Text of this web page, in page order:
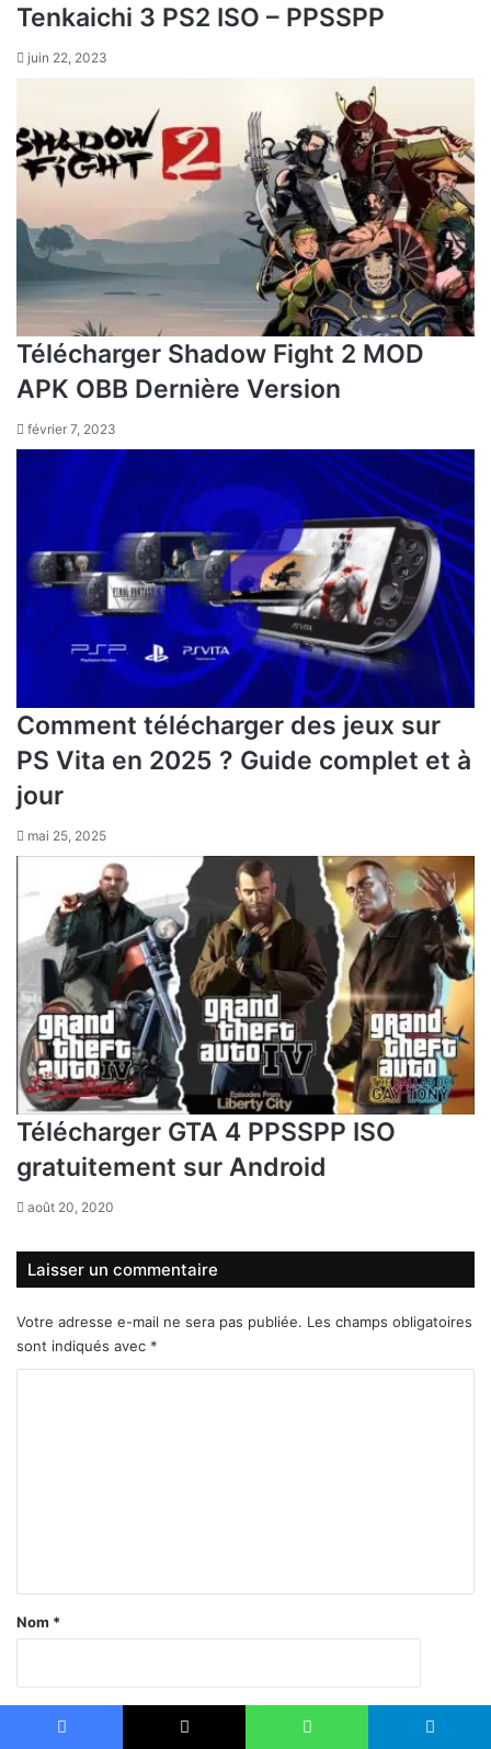
Tenkaichi 3 PS2 ISO – PPSSPP
juin 22, 2023
Télécharger Shadow Fight 2 MOD
APK OBB Dernière Version
février 7, 2023
Comment télécharger des jeux sur
PS Vita en 2025 ? Guide complet et à
jour
mai 25, 2025
Télécharger GTA 4 PPSSPP ISO
gratuitement sur Android
août 20, 2020
Laisser un commentaire
Votre adresse e-mail ne sera pas publiée. Les champs obligatoires
sont indiqués avec *
a
Nom *